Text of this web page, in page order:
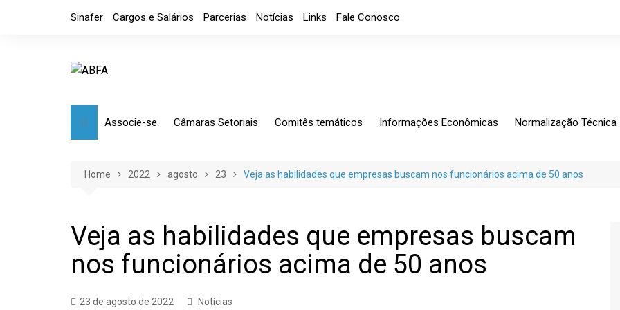
Sinafer Cargos e Salários Parcerias Notícias Links Fale Conosco
Associe-se
Requerimento
Câmaras Setoriais
Artefatos Metálicos
Ferramentas de Usinagem
Usinagem
Comitês temáticos
Etiquetagem
Informações Econômicas
Análises
Indicadores Econômicos
Índice de nível de Emprego
Normalização Técnica
Normalização
Home 2022 agosto 23 Veja as habilidades que empresas buscam nos funcionários acima de 50 anos
Veja as habilidades que empresas buscam
nos funcionários acima de 50 anos
23 de agosto de 2022 Notícias